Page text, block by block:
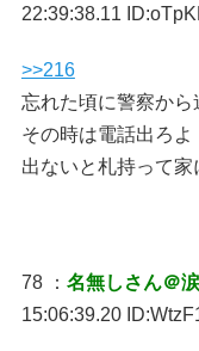
22:39:38.11
>>216
忘れた頃に警察か
その時は電話出ろよ
出ないと札持って家
78 ： 名無しさん＠涙
15:06:39.20